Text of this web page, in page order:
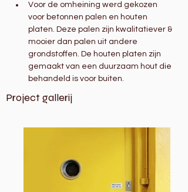
Voor de omheining werd gekozen
voor betonnen palen en houten
platen. Deze palen zijn kwalitatiever &
mooier dan palen uit andere
grondstoffen. De houten platen zijn
gemaakt van een duurzaam hout die
behandeld is voor buiten.
Project gallerij